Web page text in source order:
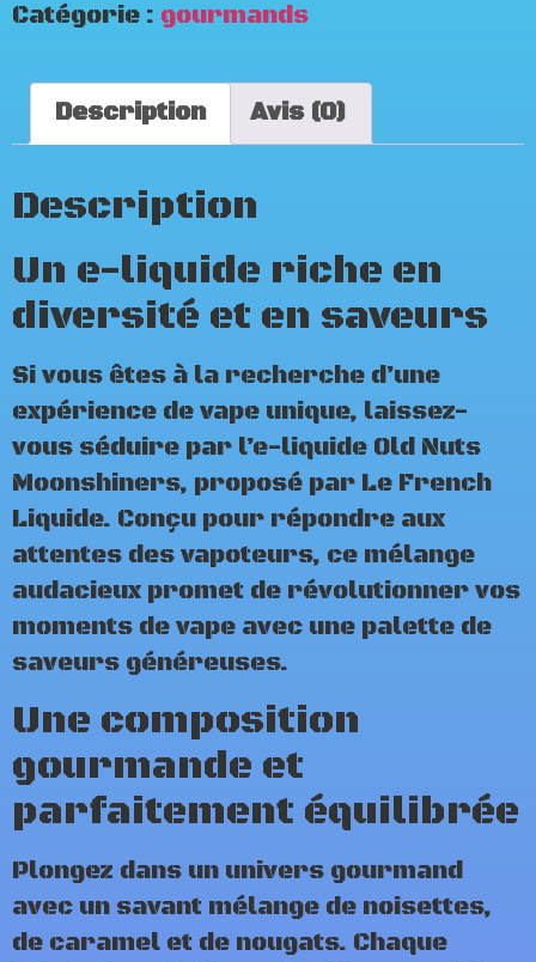
Catégorie : gourmands
Description Avis (0)
Description
Un e-liquide riche en
diversité et en saveurs
Si vous êtes à la recherche d’une
expérience de vape unique, laissez-
vous séduire par l’e-liquide Old Nuts
Moonshiners, proposé par Le French
Liquide. Conçu pour répondre aux
attentes des vapoteurs, ce mélange
audacieux promet de révolutionner vos
moments de vape avec une palette de
saveurs généreuses.
Une composition
gourmande et
parfaitement équilibrée
Plongez dans un univers gourmand
avec un savant mélange de noisettes,
de caramel et de nougats. Chaque